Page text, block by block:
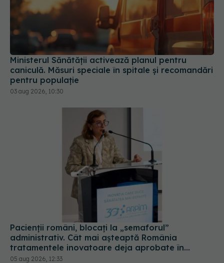
Ministerul Sănătății activează planul pentru
caniculă. Măsuri speciale în spitale și recomandări
pentru populație
03 aug 2026, 10:30
Pacienții români, blocați la „semaforul”
administrativ. Cât mai așteaptă România
tratamentele inovatoare deja aprobate în
Europa
05 aug 2026, 12:33